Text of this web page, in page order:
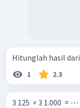
Hitunglah hasil dari
1 2.3
3 125 ​ × 3 1.000 ​ = ⋯